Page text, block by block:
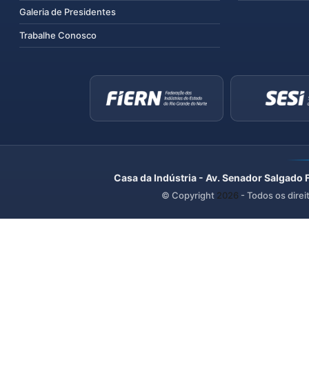
Galeria de Presidentes
Trabalhe Conosco
Casa da Indústria - Av. Senador
© Copyright 2026 - Todos os